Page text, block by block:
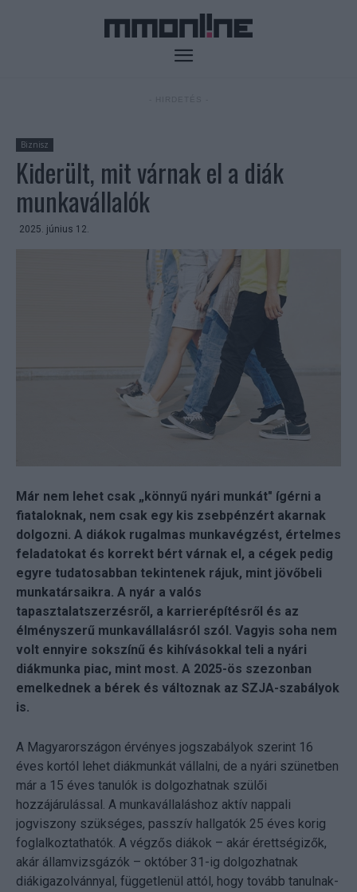
Biznisz
Kiderült, mit várnak el a diák
munkavállalók
2025. június 12.
Már nem lehet csak „könnyű nyári munkát" ígérni a
fiataloknak, nem csak egy kis zsebpénzért akarnak
dolgozni. A diákok rugalmas munkavégzést, értelmes
feladatokat és korrekt bért várnak el, a cégek pedig
egyre tudatosabban tekintenek rájuk, mint jövőbeli
munkatársaikra. A nyár a valós
tapasztalatszerzésről, a karrierépítésről és az
élményszerű munkavállalásról szól. Vagyis soha nem
volt ennyire sokszínű és kihívásokkal teli a nyári
diákmunka piac, mint most. A 2025-ös szezonban
emelkednek a bérek és változnak az SZJA-szabályok
is.
A Magyarországon érvényes jogszabályok szerint 16
éves kortól lehet diákmunkát vállalni, de a nyári szünetben
már a 15 éves tanulók is dolgozhatnak szülői
hozzájárulással. A munkavállaláshoz aktív nappali
jogviszony szükséges, passzív hallgatók 25 éves korig
foglalkoztathatók. A végzős diákok – akár érettségizők,
akár államvizsgázók – október 31-ig dolgozhatnak
diákigazolvánnyal, függetlenül attól, hogy tovább tanulnak-